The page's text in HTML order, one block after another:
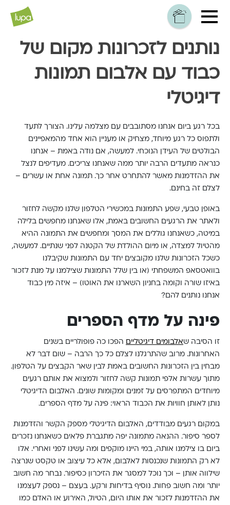
נותנים לזכרונות מקום של
כבוד עם אלבום תמונות
דיגיטלי
בכל רגע ביום אנחנו מסתובבים עם מצלמה עלינו. הצורך לתעד
ולתפוס כל רגע מיוחד, מצחיק או מעניין הוא אחד מהמאפיינים
הבולטים של העידן הנוכחי. למעשה, אם נודה באמת – אנחנו
כנראה מתעדים הרבה יותר ממה שאנחנו צריכים. מעדיפים לנצל
את ההזדמנות מאשר להתחרט אחר כך. תמונה אחת או עשרים –
לצלם זה בחינם.
באופן טבעי, שפע התמונות במכשירי הטלפון שלנו מקשה לחזור
ולאתר את הרגעים החשובים באמת, אלו שאנחנו מחפשים בלילה
במיטה, כשאנחנו גוללים את המסך ומחפשים את התמונה ההיא
מהטיול למצדה, או מיום ההולדת של הקטנה לפני שנתיים. למעשה,
כשכל הזכרונות שלנו מקובצים יחד עם התמונות שקיבלנו
בוואטסאפ המשפחתי (או בין שלל התמונות שצילמנו על מנת לזכור
באיזו שורה וקומה בחניון השארנו את האוטו) – איזה מין כבוד
אנחנו נותנים להם?
פינה על מדף הספרים
זו הסיבה שאלבומים דיגיטליים הפכו כה פופולריים בשנים
האחרונות. מרוב שהתרגלנו לצלם כל כך הרבה – שום דבר לא
מבחין בין הזכרונות החשובים באמת לבין שאר הקבצים על הטלפון.
מתוך עשרות אלפי תמונות קשה לחזור ולמצוא את אותם רגעים
מיוחדים המתפרסים על זמנים ומקומות שונים. האלבום הדיגיטלי
נותן לאותן חוויות את הכבוד הראוי: פינה על מדף הספרים.
במקום רגעים מבודדים, האלבום הדיגיטלי מספק הקשר והזדמנות
לספר סיפור. ההנאה מתמונה יפה מתגברת פלאים כשאנחנו נזכרים
ביום בו צילמנו אותה, במי היינו מוקפים ומה עשינו לפני ואחרי. אלו
לא רק התמונות שנכנסות לאלבום, אלא כל עיצוב או טקסט שנרצה
שילווה אותן – וכך נוכל למסגר את הזיכרון כסיפור. נבחר מה חשוב
יותר ומה חשוב פחות. נוסיף בדיחות ורקע. בעצם – נספק לעצמנו
את ההזדמנות לזכור את אותו היום, הטיול, האירוע או האדם כמו